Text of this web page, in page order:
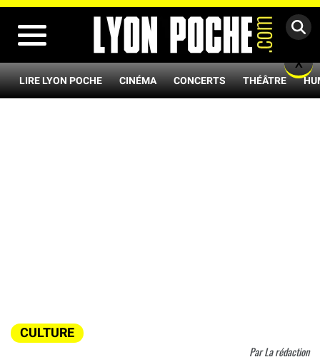
LIRE LYON POCHE CINÉMA CONCERTS THÉÂTRE
CULTURE
ParLa rédaction
X